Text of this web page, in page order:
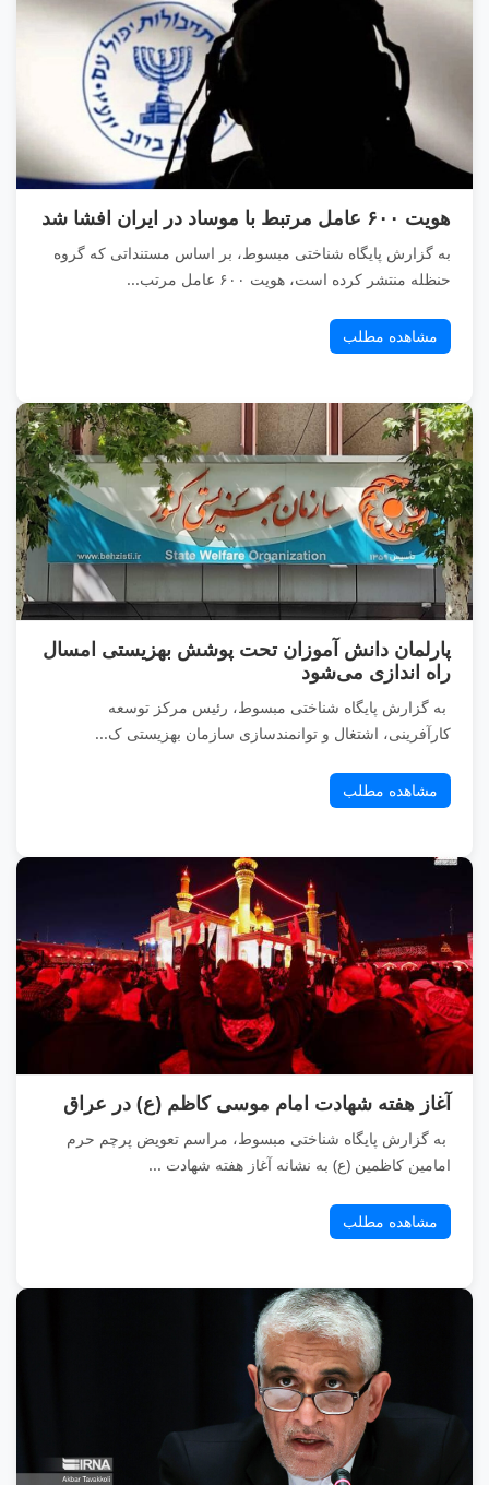
هویت ۶۰۰ عامل مرتبط با موساد در ایران افشا شد
به گزارش پایگاه شناختی مبسوط، بر اساس مستنداتی که گروه
حنظله منتشر کرده است، هویت ۶۰۰ عامل مرتب...
مشاهده مطلب
پارلمان دانش آموزان تحت پوشش بهزیستی امسال
راه اندازی می‌شود
به گزارش پایگاه شناختی مبسوط، رئیس مرکز توسعه
کارآفرینی، اشتغال و توانمندسازی سازمان بهزیستی ک...
مشاهده مطلب
آغاز هفته شهادت امام موسی کاظم (ع) در عراق
به گزارش پایگاه شناختی مبسوط، مراسم تعویض پرچم حرم
امامین کاظمین (ع) به نشانه آغاز هفته شهادت ...
مشاهده مطلب